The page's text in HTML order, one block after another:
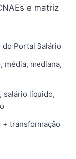
e matriz
do Portal Salário
média, mediana,
salário líquido,
+ transformação